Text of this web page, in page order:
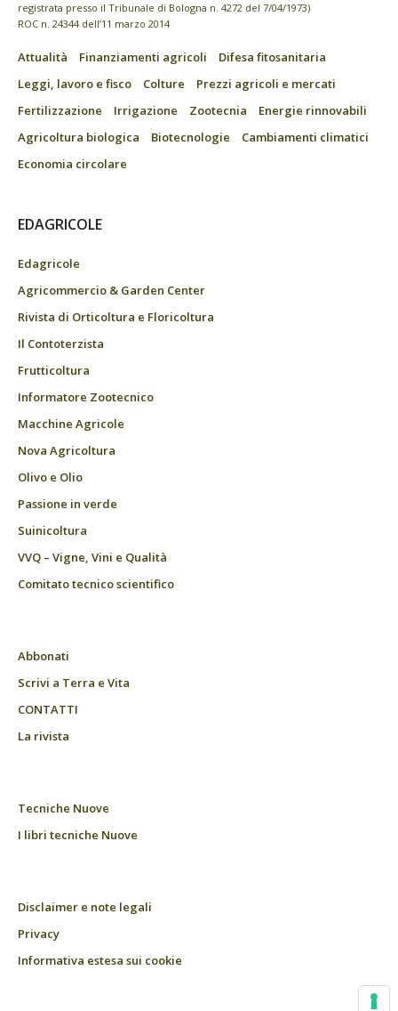
registrata presso il Tribunale di Bologna n. 4272 del 7/04/1973)
ROC n. 24344 dell’11 marzo 2014
Attualità Finanziamenti agricoli
Difesa fitosanitaria
Leggi, lavoro e fisco
Colture
Prezzi agricoli e mercati
Fertilizzazione
Irrigazione Zootecnia
Energie rinnovabili
Agricoltura biologica
Biotecnologie
Cambiamenti climatici
Economia circolare
EDAGRICOLE
Edagricole
Agricommercio & Garden Center
Rivista di Orticoltura e Floricoltura
Il Contoterzista
Frutticoltura
Informatore Zootecnico
Macchine Agricole
Nova Agricoltura
Olivo e Olio
Passione in verde
Suinicoltura
VVQ – Vigne, Vini e Qualità
Comitato tecnico scientifico
Abbonati
Scrivi a Terra e Vita
CONTATTI
La rivista
Tecniche Nuove
I libri tecniche Nuove
Disclaimer e note legali
Privacy
Informativa estesa sui cookie